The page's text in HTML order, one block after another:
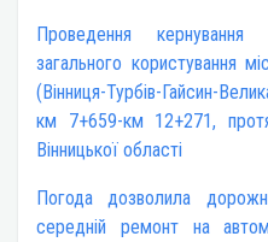
Проведення кернування
загального користування
(Вінниця-Турбів-Гайсин-
км 7+659-км 12+271,
Вінницької області
Погода дозволила
середній ремонт на